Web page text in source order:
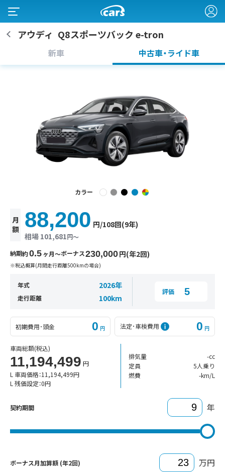
アウディ Q8スポーツバック e-tron
新車 中古車・ライド車
カラー
月
額
相場 101,681円〜
88,200 円/108回(9年)
納期約0.5ヶ月〜ボーナス230,000円(年2回)
※税込概算(月間走行距離500kmの場合)
年式 2026年
走行距離 100km
評価 5
初期費用･頭金 0 円 法定･車検費用 0 円
車両総額(税込)
11,194,499 円
L 車両価格：11,194,499円
L 残価設定：0円
排気量
-cc
定員
5人乗り
燃費
-km/L
契約期間 年
ボーナス月加算額 (年2回) 万円